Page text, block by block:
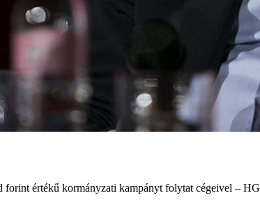
forint értékű kormányzati kampányt folytat cégeivel –